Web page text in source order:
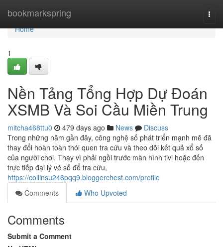
bookmarkspring
Home
Home
1
Nền Tảng Tổng Hợp Dự Đoán
XSMB Và Soi Cầu Miền Trung
mitcha468ttu0 479 days ago News
Discuss
Trong những năm gần đây, công nghệ số phát triển mạnh mẽ đã
thay đổi hoàn toàn thói quen tra cứu và theo dõi kết quả xổ số
của người chơi. Thay vì phải ngồi trước màn hình tivi hoặc đến
trực tiếp đại lý vé số để tra cứu,
https://collinsu246pqq9.bloggerchest.com/profile
Comments
Who Upvoted
Comments
Submit a Comment